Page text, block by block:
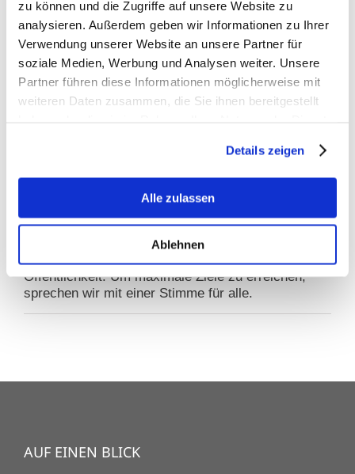
zu können und die Zugriffe auf unsere Website zu
analysieren. Außerdem geben wir Informationen zu Ihrer
Verwendung unserer Website an unsere Partner für
soziale Medien, Werbung und Analysen weiter. Unsere
Partner führen diese Informationen möglicherweise mit
weiteren Daten zusammen, die Sie ihnen bereitgestellt
Details zeigen
Alle zulassen
Ablehnen
Grundproblem nicht – Kritik an
Stellungnahmefrist
Warum BfTG?
EINE STIMME
Gezielte Ansprache: Das BfTG vertritt die
Interessen der gesamten Branche im Dialog mit
politischen Entscheidern und gegenüber der
Öffentlichkeit. Um maximale Ziele zu erreichen,
sprechen wir mit einer Stimme für alle.
AUF EINEN BLICK